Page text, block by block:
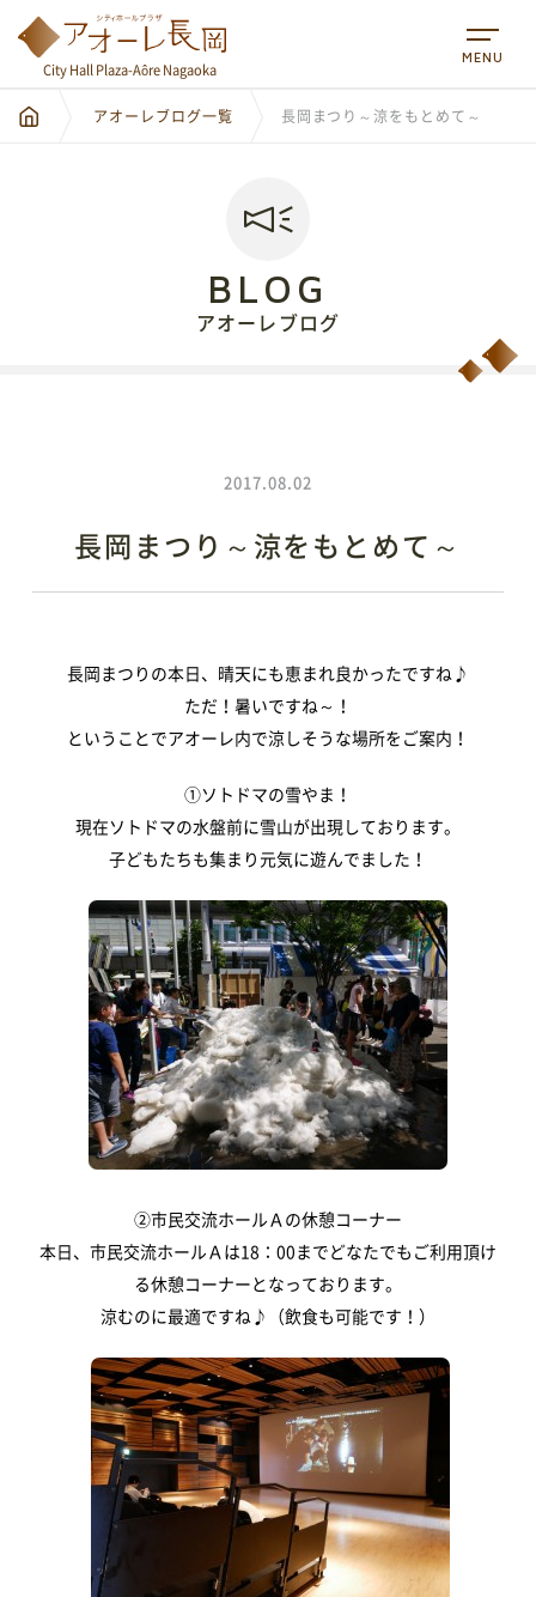
City Hall Plaza-Aôre Nagaoka
アオーレブログ一覧 長岡まつり～涼をもとめて～
BLOG
アオーレブログ
2017.08.02
長岡まつり～涼をもとめて～
長岡まつりの本日、晴天にも恵まれ良かったですね♪
ただ！暑いですね～！
ということでアオーレ内で涼しそうな場所をご案内！
①ソトドマの雪やま！
現在ソトドマの水盤前に雪山が出現しております。
子どもたちも集まり元気に遊んでました！
②市民交流ホールＡの休憩コーナー
本日、市民交流ホールＡは18：00までどなたでもご利用頂け
る休憩コーナーとなっております。
涼むのに最適ですね♪（飲食も可能です！）
MENU
City Hall Plaza-Aôre Nagaoka
TOP
アオーレって？
アオーレ長岡って？ フロアマップ
アクセス
イベント情報
イベントカレンダー 地域情報・相談
体験・教室 講演会・式典
音楽 文化・芸術
スポーツ・健康 買い物・グルメ
新着情報